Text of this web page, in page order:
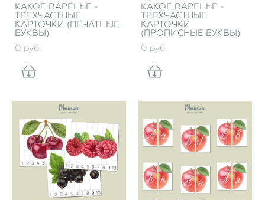
КАКОЕ ВАРЕНЬЕ -
ТРЁХЧАСТНЫЕ
КАРТОЧКИ (ПЕЧАТНЫЕ
БУКВЫ)
0 pуб.
КАКОЕ ВАРЕНЬЕ -
ТРЁХЧАСТНЫЕ
КАРТОЧКИ
(ПРОПИСНЫЕ БУКВЫ)
0 pуб.